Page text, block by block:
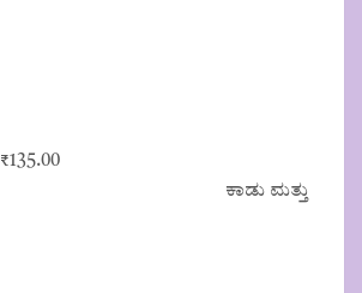
₹135.00
ಕಾಡು ಮತ್ತು